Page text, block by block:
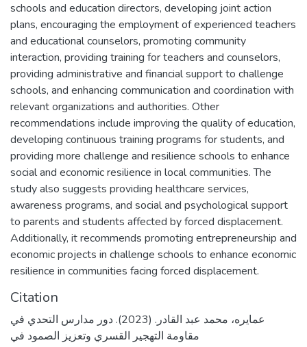
schools and education directors, developing joint action
plans, encouraging the employment of experienced teachers
and educational counselors, promoting community
interaction, providing training for teachers and counselors,
providing administrative and financial support to challenge
schools, and enhancing communication and coordination with
relevant organizations and authorities. Other
recommendations include improving the quality of education,
developing continuous training programs for students, and
providing more challenge and resilience schools to enhance
social and economic resilience in local communities. The
study also suggests providing healthcare services,
awareness programs, and social and psychological support
to parents and students affected by forced displacement.
Additionally, it recommends promoting entrepreneurship and
economic projects in challenge schools to enhance economic
resilience in communities facing forced displacement.
Citation
عمايره، محمد عبد القادر. (2023). دور مدارس التحدي في
مقاومة التهجير القسري وتعزيز الصمود في